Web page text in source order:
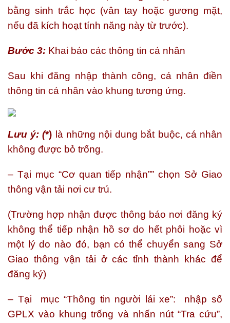
bằng sinh trắc học (vân tay hoặc gương mặt,
nếu đã kích hoạt tính năng này từ trước).
Bước 3: Khai báo các thông tin cá nhân
Sau khi đăng nhập thành công, cá nhân điền
thông tin cá nhân vào khung tương ứng.
Lưu ý: (*) là những nội dung bắt buộc, cá nhân
không được bỏ trống.
– Tại mục “Cơ quan tiếp nhận”” chọn Sở Giao
thông vận tải nơi cư trú.
(Trường hợp nhận được thông báo nơi đăng ký
không thể tiếp nhận hồ sơ do hết phôi hoặc vì
một lý do nào đó, bạn có thể chuyển sang Sở
Giao thông vận tải ở các tỉnh thành khác để
đăng ký)
– Tại mục “Thông tin người lái xe”: nhập số
GPLX vào khung trống và nhấn nút “Tra cứu”,